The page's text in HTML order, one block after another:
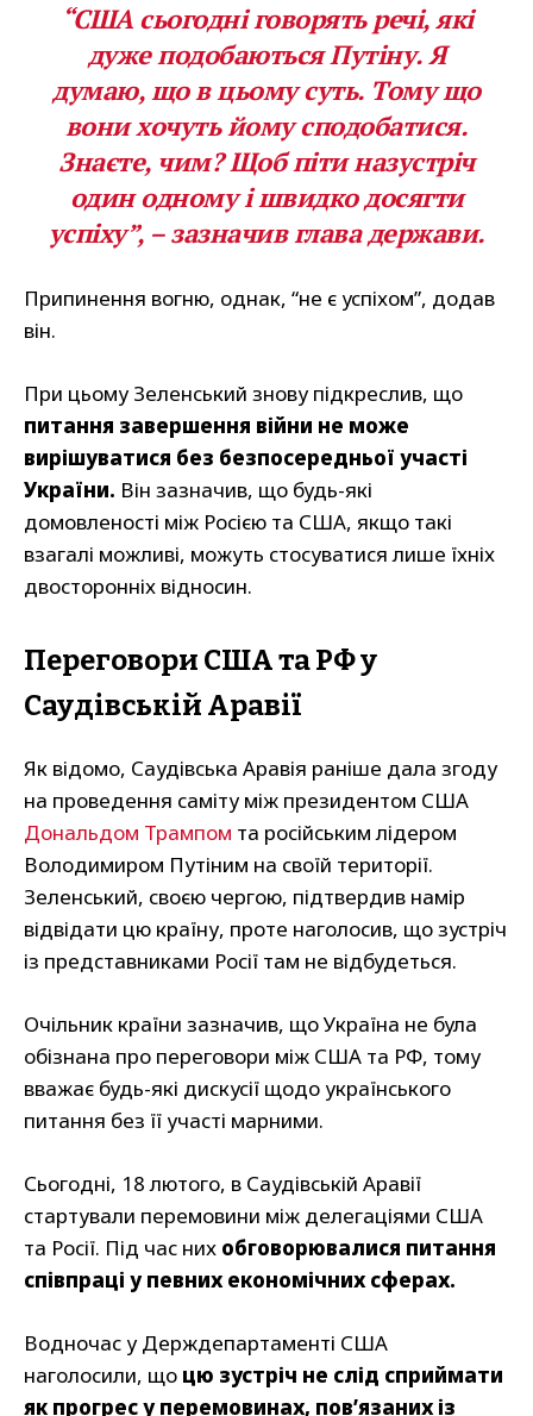
“США сьогодні говорять речі, які
дуже подобаються Путіну. Я
думаю, що в цьому суть. Тому що
вони хочуть йому сподобатися.
Знаєте, чим? Щоб піти назустріч
один одному і швидко досягти
успіху”, – зазначив глава держави.
Припинення вогню, однак, “не є успіхом”, додав
він.
При цьому Зеленський знову підкреслив, що
питання завершення війни не може
вирішуватися без безпосередньої участі
України. Він зазначив, що будь-які
домовленості між Росією та США, якщо такі
взагалі можливі, можуть стосуватися лише їхніх
двосторонніх відносин.
Переговори США та РФ у
Саудівській Аравії
Як відомо, Саудівська Аравія раніше дала згоду
на проведення саміту між президентом США
Дональдом Трампом та російським лідером
Володимиром Путіним на своїй території.
Зеленський, своєю чергою, підтвердив намір
відвідати цю країну, проте наголосив, що зустріч
із представниками Росії там не відбудеться.
Очільник країни зазначив, що Україна не була
обізнана про переговори між США та РФ, тому
вважає будь-які дискусії щодо українського
питання без її участі марними.
Сьогодні, 18 лютого, в Саудівській Аравії
стартували перемовини між делегаціями США
та Росії. Під час них обговорювалися питання
співпраці у певних економічних сферах.
Водночас у Держдепартаменті США
наголосили, що цю зустріч не слід сприймати
як прогрес у перемовинах, пов’язаних із